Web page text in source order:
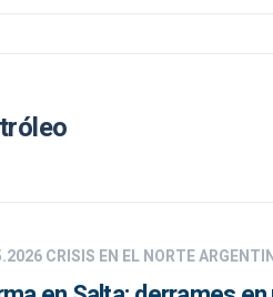
CRISIS EN EL NORTE